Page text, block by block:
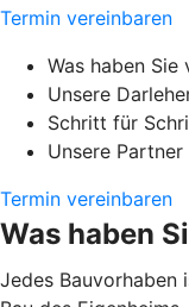
Termin vereinbaren
Was haben Sie
Unsere
Schritt für
Unsere Partner
Termin vereinbaren
Was haben
Jedes Bauvorhaben